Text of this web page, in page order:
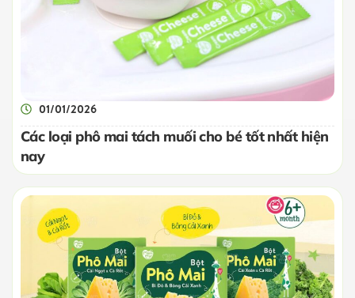
01/01/2026
Các loại phô mai tách muối cho bé tốt nhất hiện
nay